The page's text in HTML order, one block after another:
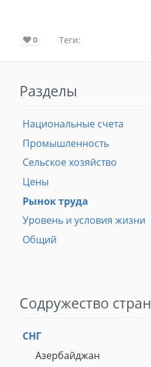
0 Теги:
Разделы
Национальные счета
Промышленность
Сельское хозяйство
Цены
Рынок труда
Уровень и условия жизни
Общий
Содружество стран
СНГ
Азербайджан